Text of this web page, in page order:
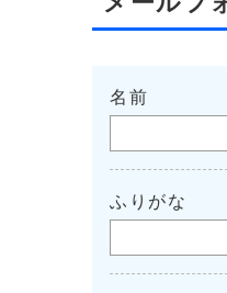
名前
ふりがな